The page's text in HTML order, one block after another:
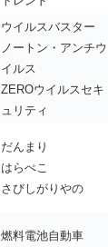
ウイルスバスター
ノートン・アンチウ
イルス
ZEROウイルスセキ
ュリティ
だんまり
はらぺこ
さびしがりやの
燃料電池自動車